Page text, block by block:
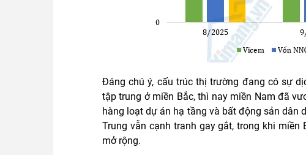
Đáng chú ý, cấu trúc thị trường đang có sự
tập trung ở miền Bắc, thì nay miền Nam đã
hàng loạt dự án hạ tầng và bất động sản dân
Trung vẫn cạnh tranh gay gắt, trong khi
mở rộng.